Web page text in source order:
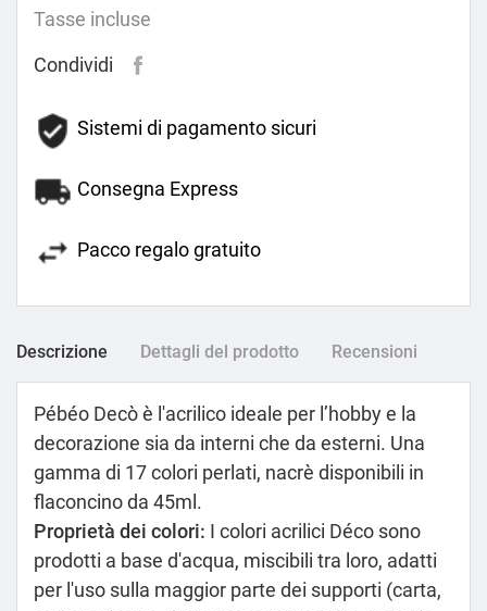
Tasse incluse
Condividi
Sistemi di pagamento sicuri
Consegna Express
Pacco regalo gratuito
Descrizione Dettagli del prodotto Recensioni
Pébéo Decò è l'acrilico ideale per l’hobby e la
decorazione sia da interni che da esterni. Una
gamma di 17 colori perlati, nacrè disponibili in
flaconcino da 45ml.
Proprietà dei colori: I colori acrilici Déco sono
prodotti a base d'acqua, miscibili tra loro, adatti
per l'uso sulla maggior parte dei supporti (carta,